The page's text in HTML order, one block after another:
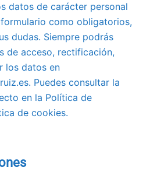
datos de carácter personal
como obligatorios,
dudas. Siempre podrás
de acceso, rectificación,
los datos en
Puedes consultar la
en la Política de
de cookies.